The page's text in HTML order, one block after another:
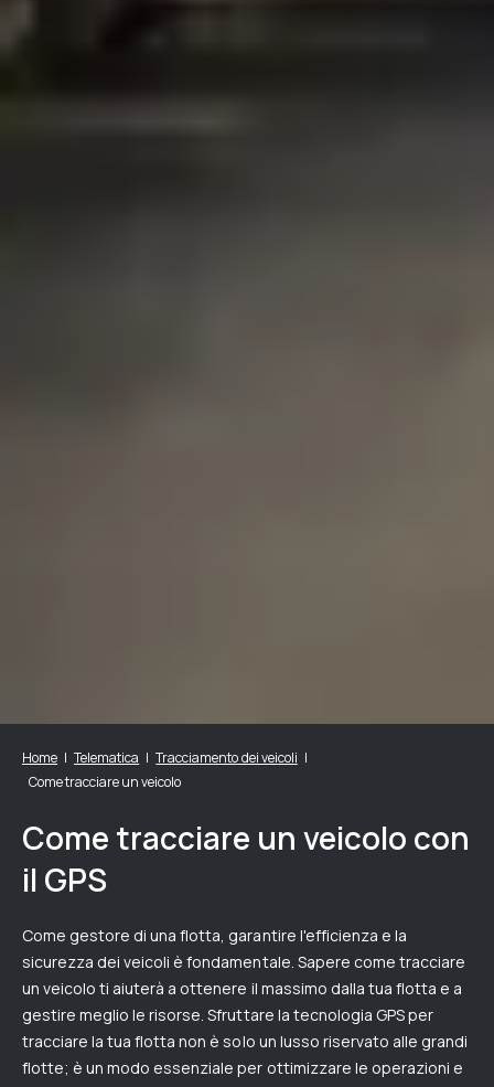
Home Telematica
Tracciamento dei veicoli
Come tracciare un veicolo
Come tracciare un veicolo con
il GPS
Come gestore di una flotta, garantire l'efficienza e la
sicurezza dei veicoli è fondamentale. Sapere come tracciare
un veicolo ti aiuterà a ottenere il massimo dalla tua flotta e a
gestire meglio le risorse. Sfruttare la tecnologia GPS per
tracciare la tua flotta non è solo un lusso riservato alle grandi
flotte; è un modo essenziale per ottimizzare le operazioni e